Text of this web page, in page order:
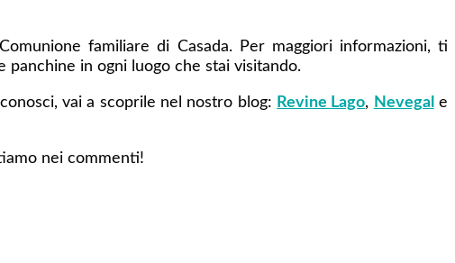
familiare di Casada. Per maggiori informazioni, ti
in ogni luogo che stai visitando.
vai a scoprile nel nostro blog: Revine Lago, Nevegal e
nei commenti!